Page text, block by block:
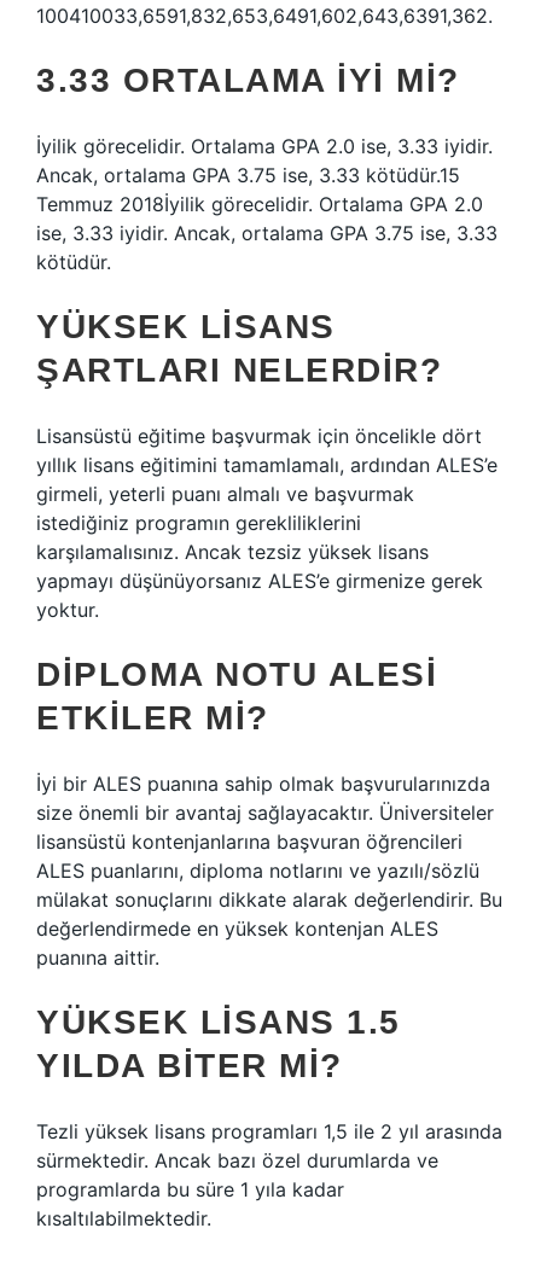
100410033,6591,832,653,6491,602,643,6391,362.
3.33 ORTALAMA IYI MI?
İyilik görecelidir. Ortalama GPA 2.0 ise, 3.33 iyidir.
Ancak, ortalama GPA 3.75 ise, 3.33 kötüdür.15
Temmuz 2018İyilik görecelidir. Ortalama GPA 2.0
ise, 3.33 iyidir. Ancak, ortalama GPA 3.75 ise, 3.33
kötüdür.
YÜKSEK LISANS
ŞARTLARI NELERDIR?
Lisansüstü eğitime başvurmak için öncelikle dört
yıllık lisans eğitimini tamamlamalı, ardından ALES’e
girmeli, yeterli puanı almalı ve başvurmak
istediğiniz programın gerekliliklerini
karşılamalısınız. Ancak tezsiz yüksek lisans
yapmayı düşünüyorsanız ALES’e girmenize gerek
yoktur.
DIPLOMA NOTU ALESI
ETKILER MI?
İyi bir ALES puanına sahip olmak başvurularınızda
size önemli bir avantaj sağlayacaktır. Üniversiteler
lisansüstü kontenjanlarına başvuran öğrencileri
ALES puanlarını, diploma notlarını ve yazılı/sözlü
mülakat sonuçlarını dikkate alarak değerlendirir. Bu
değerlendirmede en yüksek kontenjan ALES
puanına aittir.
YÜKSEK LISANS 1.5
YILDA BITER MI?
Tezli yüksek lisans programları 1,5 ile 2 yıl arasında
sürmektedir. Ancak bazı özel durumlarda ve
programlarda bu süre 1 yıla kadar
kısaltılabilmektedir.